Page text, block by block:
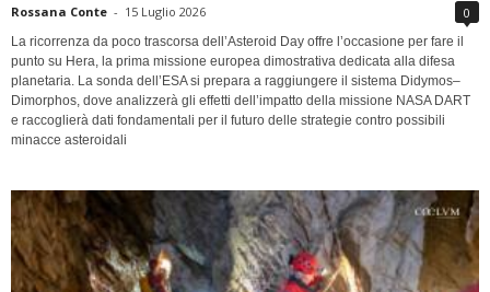
Rossana Conte - 15 Luglio 2026 0
La ricorrenza da poco trascorsa dell’Asteroid Day offre l’occasione per fare il
punto su Hera, la prima missione europea dimostrativa dedicata alla difesa
planetaria. La sonda dell’ESA si prepara a raggiungere il sistema Didymos–
Dimorphos, dove analizzerà gli effetti dell’impatto della missione NASA DART
e raccoglierà dati fondamentali per il futuro delle strategie contro possibili
minacce asteroidali